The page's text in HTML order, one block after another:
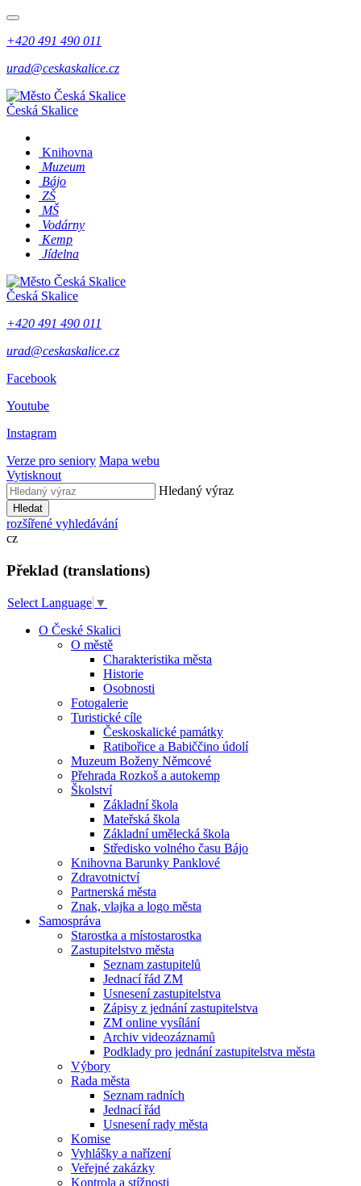
+420 491 490 011
urad@ceskaskalice.cz
Česká Skalice
Knihovna
Muzeum
Bájo
ZŠ
MŠ
Vodárny
Kemp
Jídelna
Česká Skalice
+420 491 490 011
urad@ceskaskalice.cz
Facebook
Youtube
Instagram
Verze pro seniory Mapa webu
Vytisknout
Hledaný výraz
Hledat
rozšířené vyhledávání
cz
Překlad (translations)
Select Language ▼
O České Skalici
O městě
Charakteristika města
Historie
Osobnosti
Fotogalerie
Turistické cíle
Českoskalické památky
Ratibořice a Babiččino údolí
Muzeum Boženy Němcové
Přehrada Rozkoš a autokemp
Školství
Základní škola
Mateřská škola
Základní umělecká škola
Středisko volného času Bájo
Knihovna Barunky Panklové
Zdravotnictví
Partnerská města
Znak, vlajka a logo města
Samospráva
Starostka a místostarostka
Zastupitelstvo města
Seznam zastupitelů
Jednací řád ZM
Usnesení zastupitelstva
Zápisy z jednání zastupitelstva
ZM online vysílání
Archiv videozáznamů
Podklady pro jednání zastupitelstva města
Výbory
Rada města
Seznam radních
Jednací řád
Usnesení rady města
Komise
Vyhlášky a nařízení
Veřejné zakázky
Kontrola a stížnosti